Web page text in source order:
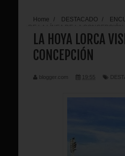
Home / DESTACADO /
DE LA LÍNEA DE LA CONCEPCIÓN
LA HOYA LORCA
CONCEPCIÓN
blogger.com 19:55